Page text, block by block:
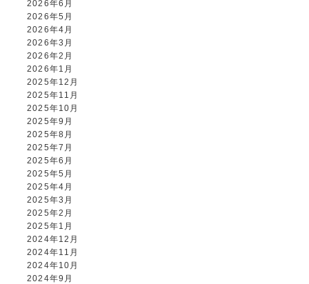
2026年6月
2026年5月
2026年4月
2026年3月
2026年2月
2026年1月
2025年12月
2025年11月
2025年10月
2025年9月
2025年8月
2025年7月
2025年6月
2025年5月
2025年4月
2025年3月
2025年2月
2025年1月
2024年12月
2024年11月
2024年10月
2024年9月